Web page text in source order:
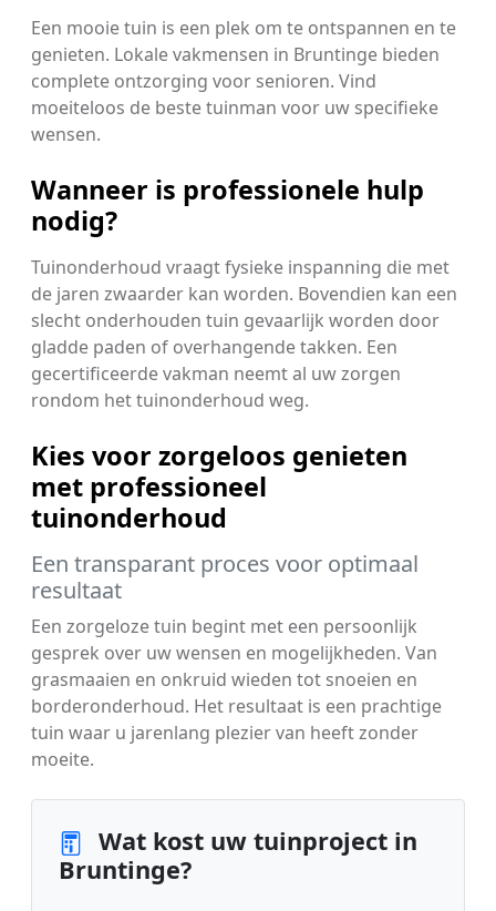
Een mooie tuin is een plek om te ontspannen en te
genieten. Lokale vakmensen in Bruntinge bieden
complete ontzorging voor senioren. Vind
moeiteloos de beste tuinman voor uw specifieke
wensen.
Wanneer is professionele hulp
nodig?
Tuinonderhoud vraagt fysieke inspanning die met
de jaren zwaarder kan worden. Bovendien kan een
slecht onderhouden tuin gevaarlijk worden door
gladde paden of overhangende takken. Een
gecertificeerde vakman neemt al uw zorgen
rondom het tuinonderhoud weg.
Kies voor zorgeloos genieten
met professioneel
tuinonderhoud
Een transparant proces voor optimaal
resultaat
Een zorgeloze tuin begint met een persoonlijk
gesprek over uw wensen en mogelijkheden. Van
grasmaaien en onkruid wieden tot snoeien en
borderonderhoud. Het resultaat is een prachtige
tuin waar u jarenlang plezier van heeft zonder
moeite.
Wat kost uw tuinproject in
Bruntinge?